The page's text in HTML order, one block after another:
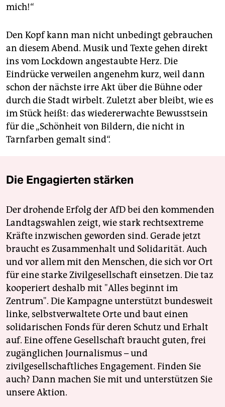
mich!“
Den Kopf kann man nicht unbedingt gebrauchen
an diesem Abend. Musik und Texte gehen direkt
ins vom Lockdown angestaubte Herz. Die
Eindrücke verweilen angenehm kurz, weil dann
schon der nächste irre Akt über die Bühne oder
durch die Stadt wirbelt. Zuletzt aber bleibt, wie es
im Stück heißt: das wiedererwachte Bewusstsein
für die „Schönheit von Bildern, die nicht in
Tarnfarben gemalt sind“.
Die Engagierten stärken
Der drohende Erfolg der AfD bei den kommenden
Landtagswahlen zeigt, wie stark rechtsextreme
Kräfte inzwischen geworden sind. Gerade jetzt
braucht es Zusammenhalt und Solidarität. Auch
und vor allem mit den Menschen, die sich vor Ort
für eine starke Zivilgesellschaft einsetzen. Die taz
kooperiert deshalb mit "Alles beginnt im
Zentrum". Die Kampagne unterstützt bundesweit
linke, selbstverwaltete Orte und baut einen
solidarischen Fonds für deren Schutz und Erhalt
auf. Eine offene Gesellschaft braucht guten, frei
zugänglichen Journalismus – und
zivilgesellschaftliches Engagement. Finden Sie
auch? Dann machen Sie mit und unterstützen Sie
unsere Aktion.